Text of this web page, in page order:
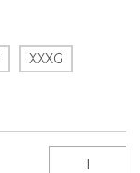
XXXG